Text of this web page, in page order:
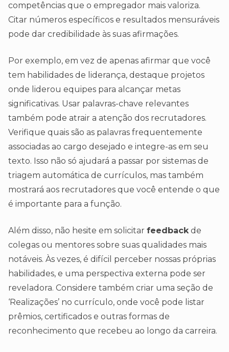
competências que o empregador mais valoriza.
Citar números específicos e resultados mensuráveis
pode dar credibilidade às suas afirmações.
Por exemplo, em vez de apenas afirmar que você
tem habilidades de liderança, destaque projetos
onde liderou equipes para alcançar metas
significativas. Usar palavras-chave relevantes
também pode atrair a atenção dos recrutadores.
Verifique quais são as palavras frequentemente
associadas ao cargo desejado e integre-as em seu
texto. Isso não só ajudará a passar por sistemas de
triagem automática de currículos, mas também
mostrará aos recrutadores que você entende o que
é importante para a função.
Além disso, não hesite em solicitar feedbackde
colegas ou mentores sobre suas qualidades mais
notáveis. Às vezes, é difícil perceber nossas próprias
habilidades, e uma perspectiva externa pode ser
reveladora. Considere também criar uma seção de
‘Realizações’ no currículo, onde você pode listar
prêmios, certificados e outras formas de
reconhecimento que recebeu ao longo da carreira.